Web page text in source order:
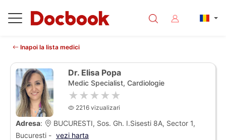
Inapoi la lista medici
Dr. Elisa Popa
Medic Specialist, Cardiologie
★★★★★
2216 vizualizari
Adresa:
BUCURESTI, Sos. Gh. I.Sisesti 8A, Sector 1,
Bucuresti - vezi harta